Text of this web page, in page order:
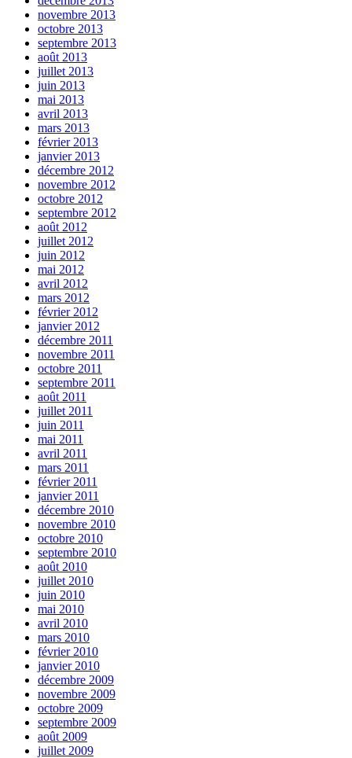
novembre 2013
octobre 2013
septembre 2013
août 2013
juillet 2013
juin 2013
mai 2013
avril 2013
mars 2013
février 2013
janvier 2013
décembre 2012
novembre 2012
octobre 2012
septembre 2012
août 2012
juillet 2012
juin 2012
mai 2012
avril 2012
mars 2012
février 2012
janvier 2012
décembre 2011
novembre 2011
octobre 2011
septembre 2011
août 2011
juillet 2011
juin 2011
mai 2011
avril 2011
mars 2011
février 2011
janvier 2011
décembre 2010
novembre 2010
octobre 2010
septembre 2010
août 2010
juillet 2010
juin 2010
mai 2010
avril 2010
mars 2010
février 2010
janvier 2010
décembre 2009
novembre 2009
octobre 2009
septembre 2009
août 2009
juillet 2009